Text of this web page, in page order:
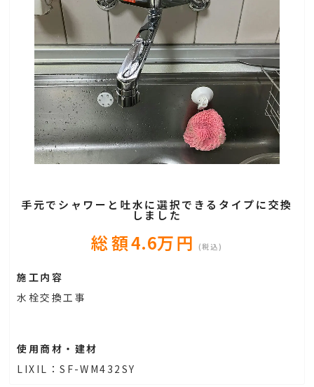
手元でシャワーと吐水に選択できるタイプに交換
しました
総額4.6万円 (税込)
施工内容
水栓交換工事
使用商材・建材
LIXIL：SF-WM432SY